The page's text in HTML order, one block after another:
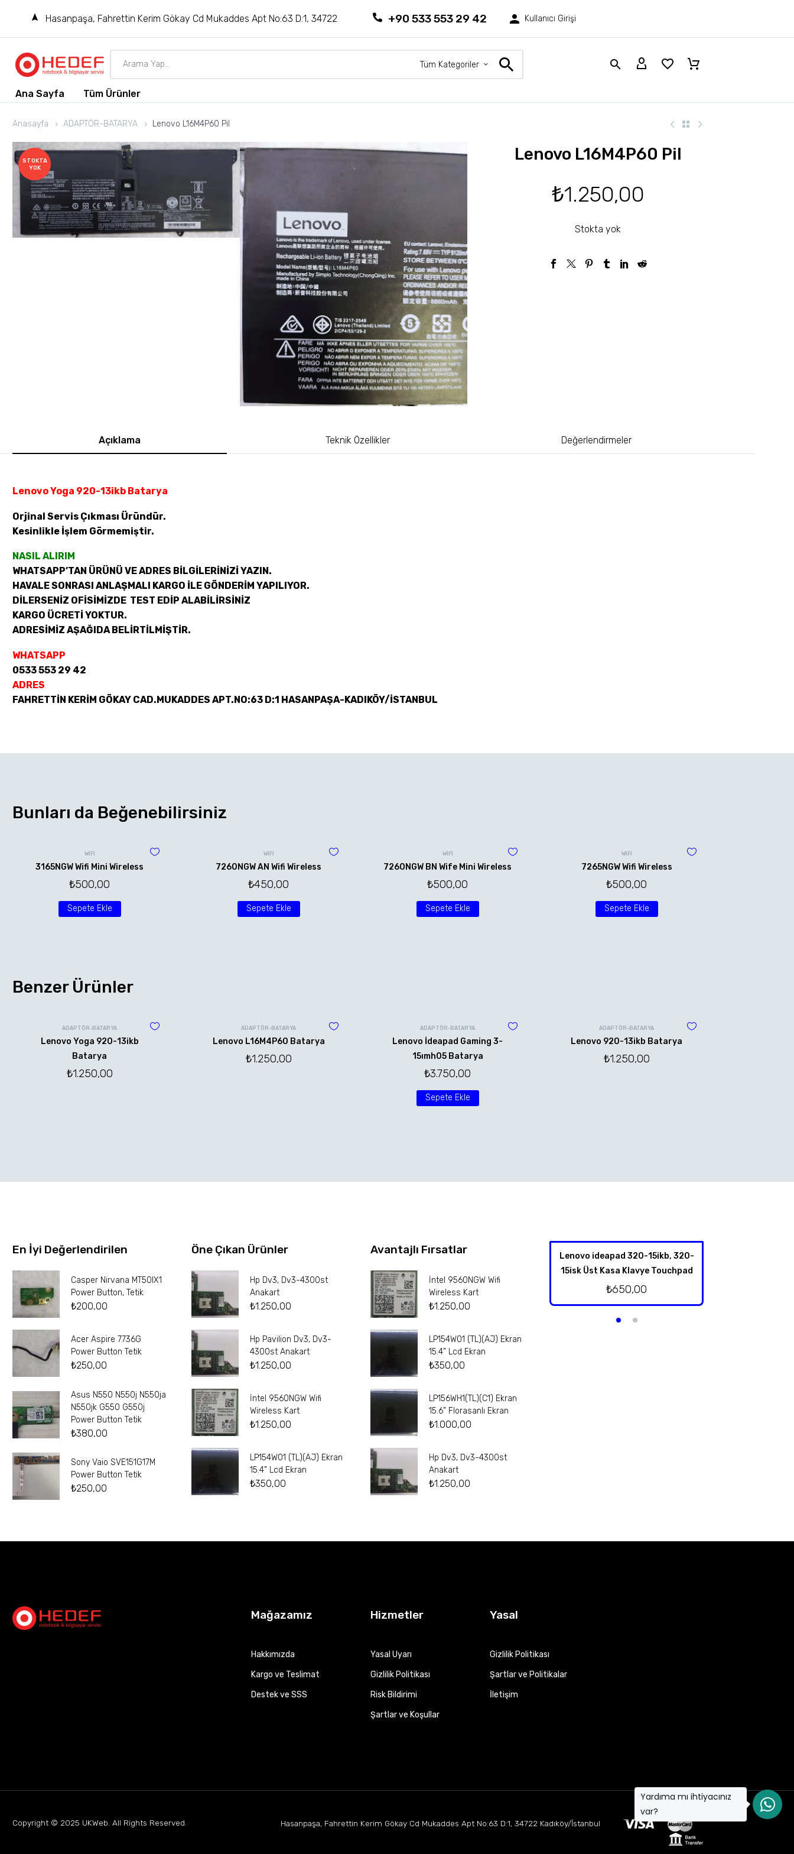
Hasanpaşa, Fahrettin Kerim Gökay Cd Mukaddes Apt No:63 D:1, 34722 +90 533 553 29 42 Kullanıcı Girişi
Tüm Kategoriler
Ana Sayfa Tüm Ürünler
Anasayfa ADAPTÖR-BATARYA Lenovo L16M4P60 Pil
STOKTA
YOK
Lenovo L16M4P60 Pil
₺1.250,00
Stokta yok
Açıklama Teknik Özellikler Değerlendirmeler
Lenovo Yoga 920-13ikb Batarya
Orjinal Servis Çıkması Üründür.
Kesinlikle İşlem Görmemiştir.
NASIL ALIRIM
WHATSAPP’TAN ÜRÜNÜ VE ADRES BİLGİLERİNİZİ YAZIN.
HAVALE SONRASI ANLAŞMALI KARGO İLE GÖNDERİM YAPILIYOR.
DİLERSENİZ OFİSİMİZDE TEST EDİP ALABİLİRSİNİZ
KARGO ÜCRETİ YOKTUR.
ADRESİMİZ AŞAĞIDA BELİRTİLMİŞTİR.
WHATSAPP
0533 553 29 42
ADRES
FAHRETTİN KERİM GÖKAY CAD.MUKADDES APT.NO:63 D:1 HASANPAŞA-KADIKÖY/İSTANBUL
Bunları da Beğenebilirsiniz
WİFİ
3165NGW Wifi Mini Wireless
₺500,00
Sepete Ekle
WİFİ
7260NGW AN Wifi Wireless
₺450,00
Sepete Ekle
WİFİ
7260NGW BN Wife Mini Wireless
₺500,00
Sepete Ekle
WİFİ
7265NGW Wifi Wireless
₺500,00
Sepete Ekle
Benzer Ürünler
ADAPTÖR-BATARYA
Lenovo Yoga 920-13ikb
Batarya
₺1.250,00
ADAPTÖR-BATARYA
Lenovo L16M4P60 Batarya
₺1.250,00
ADAPTÖR-BATARYA
Lenovo İdeapad Gaming 3-
15ımh05 Batarya
₺3.750,00
Sepete Ekle
ADAPTÖR-BATARYA
Lenovo 920-13ikb Batarya
₺1.250,00
En İyi Değerlendirilen
Casper Nirvana MT50IX1
Power Button, Tetik
₺200,00
Acer Aspire 7736G
Power Button Tetik
₺250,00
Asus N550 N550j N550ja
N550jk G550 G550j
Power Button Tetik
₺380,00
Sony Vaio SVE151G17M
Power Button Tetik
₺250,00
Öne Çıkan Ürünler
Hp Dv3, Dv3-4300st
Anakart
₺1.250,00
Hp Pavilion Dv3, Dv3-
4300st Anakart
₺1.250,00
İntel 9560NGW Wifi
Wireless Kart
₺1.250,00
LP154W01 (TL)(AJ) Ekran
15.4” Lcd Ekran
₺350,00
Avantajlı Fırsatlar
İntel 9560NGW Wifi
Wireless Kart
₺1.250,00
LP154W01 (TL)(AJ) Ekran
15.4” Lcd Ekran
₺350,00
LP156WH1(TL)(C1) Ekran
15.6” Florasanlı Ekran
₺1.000,00
Hp Dv3, Dv3-4300st
Anakart
₺1.250,00
Lenovo ideapad 320-15ikb, 320-
15isk Üst Kasa Klavye Touchpad
₺650,00
Mağazamız
Hakkımızda
Kargo ve Teslimat
Destek ve SSS
Hizmetler
Yasal Uyarı
Gizlilik Politikası
Risk Bildirimi
Şartlar ve Koşullar
Yasal
Gizlilik Politikası
Şartlar ve Politikalar
İletişim
Copyright © 2025 UKWeb . All Rights Reserved. Hasanpaşa, Fahrettin Kerim Gökay Cd Mukaddes Apt No:63 D:1, 34722 Kadıköy/İstanbul
Yardıma mı ihtiyacınız
var?